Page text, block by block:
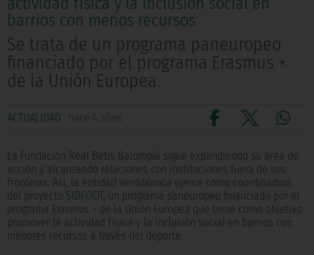
barrios con menos recursos
Se trata de un programa paneuropeo
financiado por el programa Erasmus +
de la Unión Europea.
ACTUALIDAD hace 4 años
La Fundación Real Betis Balompié sigue expandiendo su área de
acción y alcanzando relaciones con instituciones fuera de sus
fronteras. Así, la entidad verdiblanca ejerce como coordinadora
del proyecto SIDFOOT, un programa paneuropeo financiado por el
programa Erasmus + de la Unión Europea que tiene como objetivo
promover la actividad física y la inclusión social en barrios con
menores recursos a través del deporte.